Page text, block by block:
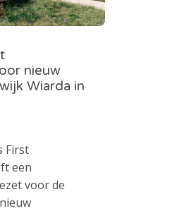
nieuw
Wiarda in
First
een
voor de